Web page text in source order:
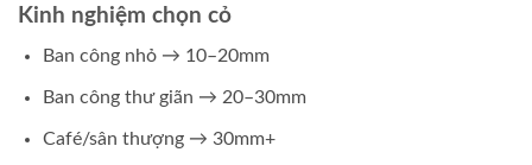
Kinh nghiệm chọn cỏ
Ban công nhỏ → 10–20mm
Ban công thư giãn → 20–30mm
Café/sân thượng → 30mm+